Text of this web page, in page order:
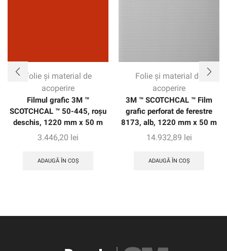
Folie și material de
acoperire
Filmul grafic 3M ™
SCOTCHCAL ™ 50-445, roșu
deschis, 1220 mm x 50 m
3.446,20 lei
ADAUGĂ ÎN COȘ
Folie și material de
acoperire
3M ™ SCOTCHCAL ™ Film
grafic perforat de ferestre
8173, alb, 1220 mm x 50 m
14.932,89 lei
ADAUGĂ ÎN COȘ